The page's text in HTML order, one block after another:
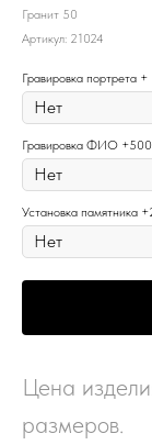
Гранит 50
Артикул: 21024
Гравировка портрета
Гравировка ФИО
Установка памятника
Цена
размеров.